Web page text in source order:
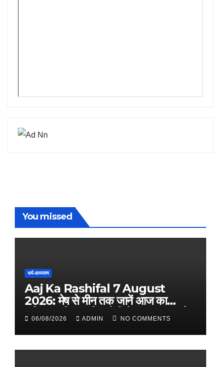
You missed
धर्म-आध्यात्म
Aaj Ka Rashifal 7 August
2026: मेष से मीन तक जानें आज का
राशिफल, किस राशि को मिलेगा धन लाभ और
किसे रहना होगा सतर्क
06/08/2026 ADMIN NO COMMENTS